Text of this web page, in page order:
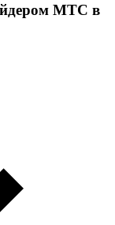
МТС в